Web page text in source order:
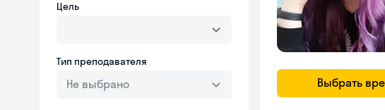
Цель
Тип преподавателя
Не выбрано Выбрать